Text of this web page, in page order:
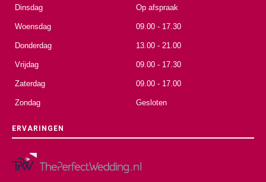
Dinsdag Op afspraak
Woensdag 09.00 - 17.30
Donderdag 13.00 - 21.00
Vrijdag 09.00 - 17.30
Zaterdag 09.00 - 17.00
Zondag Gesloten
ERVARINGEN